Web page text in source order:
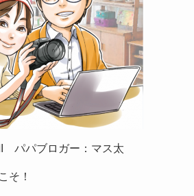
パパブロガー：マス太
そ！